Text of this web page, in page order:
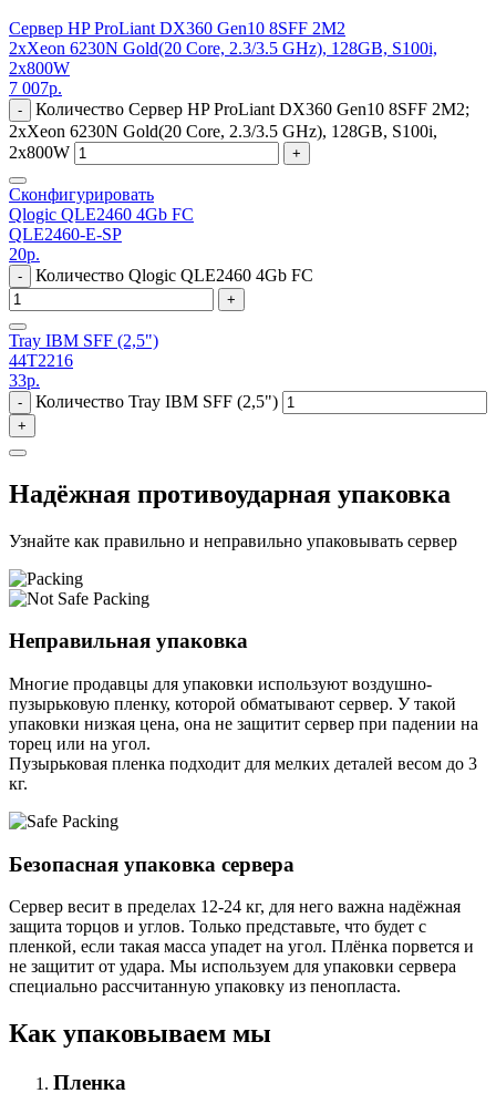
Сервер HP ProLiant DX360 Gen10 8SFF 2M2
2xXeon 6230N Gold(20 Core, 2.3/3.5 GHz), 128GB, S100i,
2x800W
7 007р.
-
Количество Сервер HP ProLiant DX360 Gen10 8SFF 2M2;
2xXeon 6230N Gold(20 Core, 2.3/3.5 GHz), 128GB, S100i,
2x800W
+
Сконфигурировать
Qlogic QLE2460 4Gb FC
QLE2460-E-SP
20р.
- Количество Qlogic QLE2460 4Gb FC
+
Tray IBM SFF (2,5")
44T2216
33р.
- Количество Tray IBM SFF (2,5")
+
Надёжная противоударная упаковка
Узнайте как правильно и неправильно упаковывать сервер
Неправильная упаковка
Многие продавцы для упаковки используют воздушно-
пузырьковую пленку, которой обматывают сервер. У такой
упаковки низкая цена, она не защитит сервер при падении на
торец или на угол.
Пузырьковая пленка подходит для мелких деталей весом до 3
кг.
Безопасная упаковка сервера
Сервер весит в пределах 12-24 кг, для него важна надёжная
защита торцов и углов. Только представьте, что будет с
пленкой, если такая масса упадет на угол. Плёнка порвется и
не защитит от удара. Мы используем для упаковки сервера
специально расcчитанную упаковку из пенопласта.
Как упаковываем мы
Пленка